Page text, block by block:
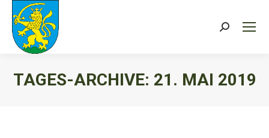
Search:
TAGES-ARCHIVE: 21. MAI 2019